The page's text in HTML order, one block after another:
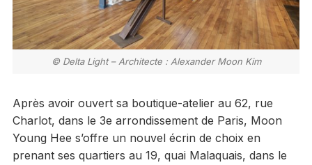
© Delta Light – Architecte : Alexander Moon Kim
Après avoir ouvert sa boutique-atelier au 62, rue
Charlot, dans le 3e arrondissement de Paris, Moon
Young Hee s’offre un nouvel écrin de choix en
prenant ses quartiers au 19, quai Malaquais, dans le